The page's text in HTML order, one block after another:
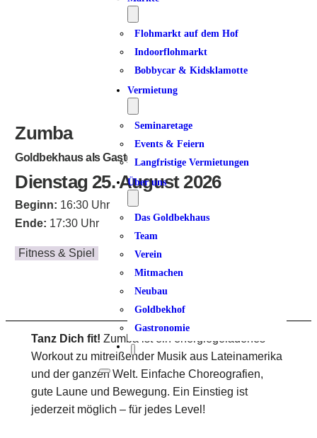
Flohmarkt auf dem Hof
Indoorflohmarkt
Bobbycar & Kidsklamotte
Vermietung
Seminaretage
Events & Feiern
Langfristige Vermietungen
Über uns
Das Goldbekhaus
Team
Verein
Mitmachen
Neubau
Goldbekhof
Gastronomie
Zumba
Goldbekhaus als Gastgeber
Dienstag 25. August 2026
Beginn: 16:30 Uhr
Ende: 17:30 Uhr
Fitness & Spiel
Tanz Dich fit! Zumba ist ein energiegeladenes
Workout zu mitreißender Musik aus Lateinamerika
und der ganzen Welt. Einfache Choreografien,
gute Laune und Bewegung. Ein Einstieg ist
jederzeit möglich – für jedes Level!